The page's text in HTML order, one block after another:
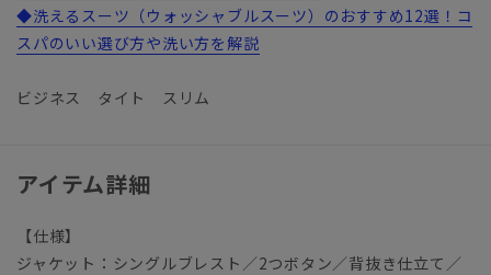
◆洗えるスーツ（ウォッシャブルスーツ）のおすすめ12選！コ
スパのいい選び方や洗い方を解説
ビジネス タイト スリム
アイテム詳細
【仕様】
ジャケット：シングルブレスト／2つボタン／背抜き仕立て／